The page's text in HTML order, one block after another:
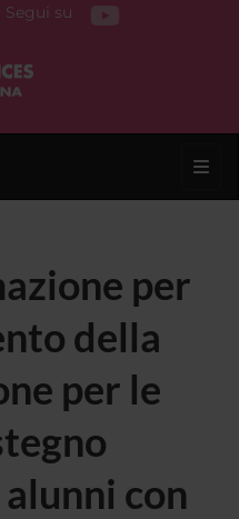
Segui su
per
della
per le
con